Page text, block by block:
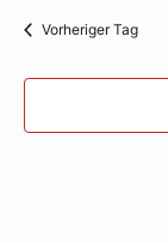
2025
Vorheriger Tag